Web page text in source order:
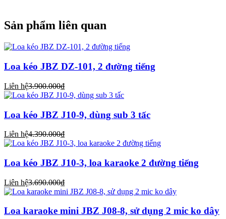
Sản phẩm liên quan
Loa kéo JBZ DZ-101, 2 đường tiếng
Liên hệ3.900.000₫
Loa kéo JBZ J10-9, dùng sub 3 tấc
Liên hệ4.390.000₫
Loa kéo JBZ J10-3, loa karaoke 2 đường tiếng
Liên hệ3.690.000₫
Loa karaoke mini JBZ J08-8, sử dụng 2 mic ko dây